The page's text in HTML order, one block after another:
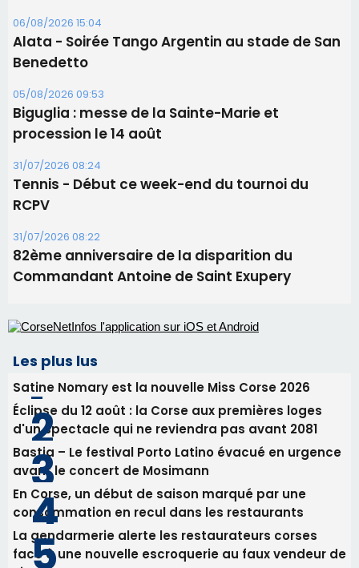
31/07/2026 08:24
Tennis - Début ce week-end du tournoi du
RCPV
31/07/2026 08:22
82ème anniversaire de la disparition du
Commandant Antoine de Saint Exupery
Les plus lus
Satine Nomary est la nouvelle Miss Corse 2026
Éclipse du 12 août : la Corse aux premières loges
d'un spectacle qui ne reviendra pas avant 2081
avant le concert de Mosimann
consommation en recul dans les restaurants
La gendarmerie alerte les restaurateurs corses
face à une nouvelle escroquerie au faux vendeur de
vin
Newsletter
Inscrivez-vous à la newsletter de CNI et recevez par
email les infos les plus importantes et une sélection de
nos meilleurs articles